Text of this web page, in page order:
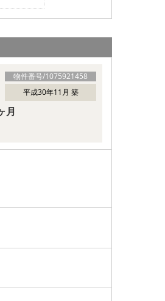
物件番号/1075921458
平成30年11月 築
月